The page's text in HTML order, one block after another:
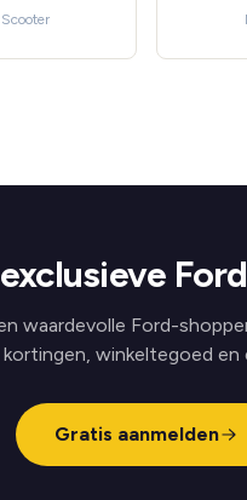
waardevolle Ford-
winkeltegoed en
Gratis aanmelden